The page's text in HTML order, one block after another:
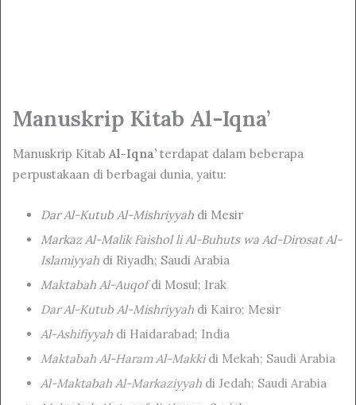
Manuskrip Kitab Al-Iqna’
Manuskrip Kitab Al-Iqna’ terdapat dalam beberapa
perpustakaan di berbagai dunia, yaitu:
Dar Al-Kutub Al-Mishriyyah di Mesir
Markaz Al-Malik Faishol li Al-Buhuts wa Ad-Dirosat Al-
Islamiyyah di Riyadh; Saudi Arabia
Maktabah Al-Auqofdi Mosul; Irak
Dar Al-Kutub Al-Mishriyyah di Kairo; Mesir
Al-Ashifiyyah di Haidarabad; India
Maktabah Al-Haram Al-Makkidi Mekah; Saudi Arabia
Al-Maktabah Al-Markaziyyah di Jedah; Saudi Arabia